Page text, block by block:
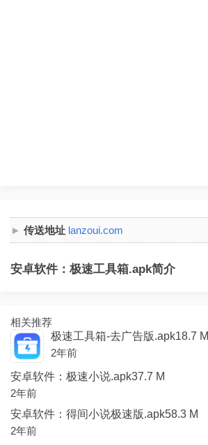
传送地址 lanzoui.com
安卓软件：极速工具箱.apk简介
相关推荐
极速工具箱-去广告版.apk18.7 M
2年前
安卓软件：极速小说.apk37.7 M
2年前
安卓软件：得间小说极速版.apk58.3 M
2年前